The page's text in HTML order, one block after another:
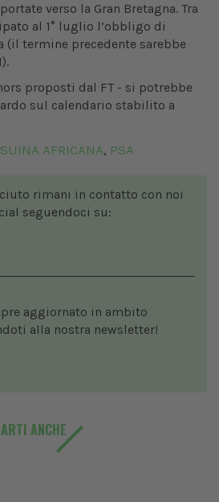
verso la Gran Bretagna. Tra
al 1° luglio l’obbligo di
(il termine precedente sarebbe
proposti dal FT - si potrebbe
sul calendario stabilito a
AFRICANA, PSA
rimani in contatto con noi
seguendoci su:
aggiornato in ambito
alla nostra newsletter!
ANCHE